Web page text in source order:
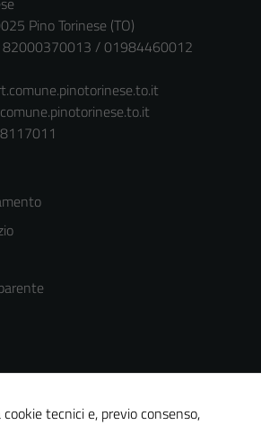
Pino Torinese (TO)
82000370013 / 01984460012
tecnici e, previo consenso,